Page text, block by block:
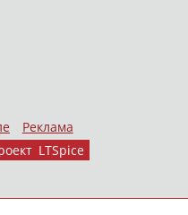
Реклама
LTSpice